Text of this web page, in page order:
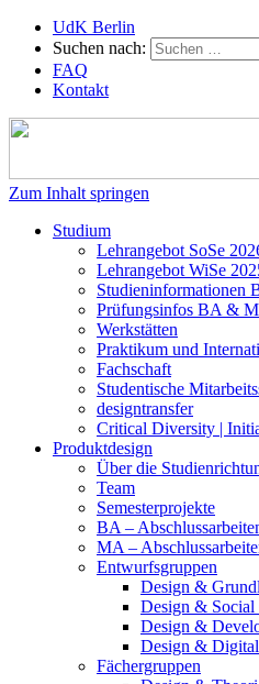
UdK Berlin
Suchen nach:
FAQ
Kontakt
Zum Inhalt springen
Studium
Lehrangebot SoSe
Lehrangebot WiSe
Studieninformationen
Prüfungsinfos BA &
Werkstätten
Praktikum und
Fachschaft
Studentische
designtransfer
Critical Diversity |
Produktdesign
Über die
Team
Semesterprojekte
BA –
MA –
Entwurfsgruppen
Design &
Design & Social
Design &
Design &
Fächergruppen